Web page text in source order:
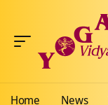
Home News